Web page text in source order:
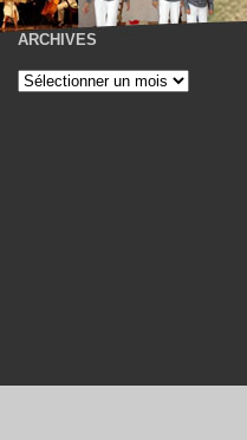
ARCHIVES
Archives